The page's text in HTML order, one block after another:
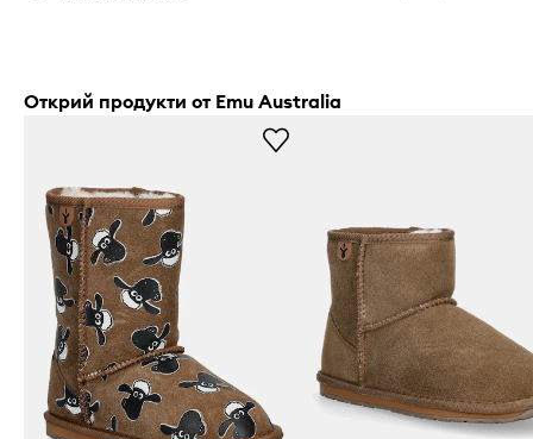
Открий продукти от Emu Australia